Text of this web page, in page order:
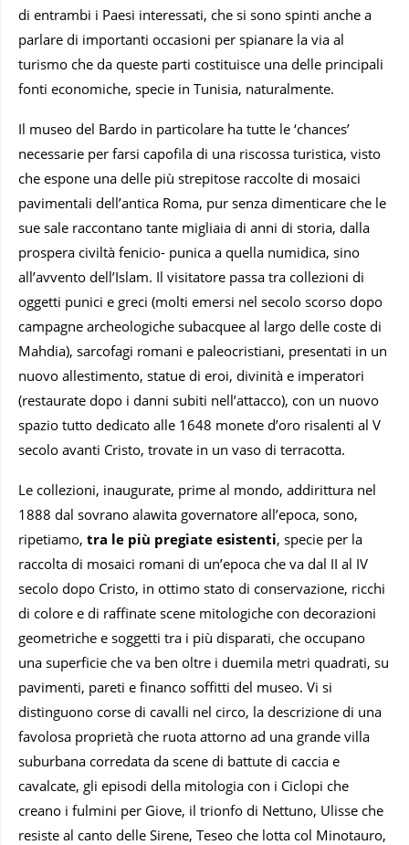
di entrambi i Paesi interessati, che si sono spinti anche a
parlare di importanti occasioni per spianare la via al
turismo che da queste parti costituisce una delle principali
fonti economiche, specie in Tunisia, naturalmente.
Il museo del Bardo in particolare ha tutte le ‘chances’
necessarie per farsi capofila di una riscossa turistica, visto
che espone una delle più strepitose raccolte di mosaici
pavimentali dell’antica Roma, pur senza dimenticare che le
sue sale raccontano tante migliaia di anni di storia, dalla
prospera civiltà fenicio- punica a quella numidica, sino
all’avvento dell’Islam. Il visitatore passa tra collezioni di
oggetti punici e greci (molti emersi nel secolo scorso dopo
campagne archeologiche subacquee al largo delle coste di
Mahdia), sarcofagi romani e paleocristiani, presentati in un
nuovo allestimento, statue di eroi, divinità e imperatori
(restaurate dopo i danni subiti nell’attacco), con un nuovo
spazio tutto dedicato alle 1648 monete d’oro risalenti al V
secolo avanti Cristo, trovate in un vaso di terracotta.
Le collezioni, inaugurate, prime al mondo, addirittura nel
1888 dal sovrano alawita governatore all’epoca, sono,
ripetiamo, tra le più pregiate esistenti, specie per la
raccolta di mosaici romani di un’epoca che va dal II al IV
secolo dopo Cristo, in ottimo stato di conservazione, ricchi
di colore e di raffinate scene mitologiche con decorazioni
geometriche e soggetti tra i più disparati, che occupano
una superficie che va ben oltre i duemila metri quadrati, su
pavimenti, pareti e financo soffitti del museo. Vi si
distinguono corse di cavalli nel circo, la descrizione di una
favolosa proprietà che ruota attorno ad una grande villa
suburbana corredata da scene di battute di caccia e
cavalcate, gli episodi della mitologia con i Ciclopi che
creano i fulmini per Giove, il trionfo di Nettuno, Ulisse che
resiste al canto delle Sirene, Teseo che lotta col Minotauro,